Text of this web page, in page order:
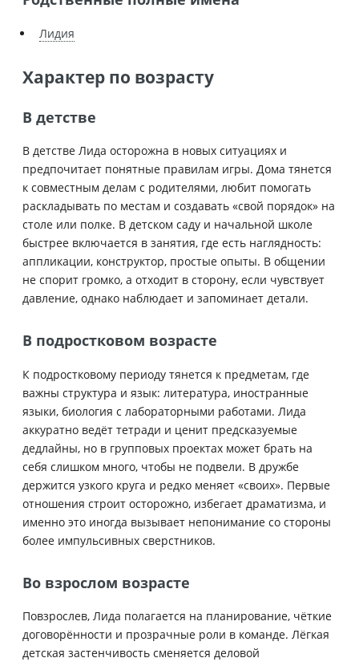
Лидия
Характер по возрасту
В детстве
В детстве Лида осторожна в новых ситуациях и
предпочитает понятные правилам игры. Дома тянется
к совместным делам с родителями, любит помогать
раскладывать по местам и создавать «свой порядок» на
столе или полке. В детском саду и начальной школе
быстрее включается в занятия, где есть наглядность:
аппликации, конструктор, простые опыты. В общении
не спорит громко, а отходит в сторону, если чувствует
давление, однако наблюдает и запоминает детали.
В подростковом возрасте
К подростковому периоду тянется к предметам, где
важны структура и язык: литература, иностранные
языки, биология с лабораторными работами. Лида
аккуратно ведёт тетради и ценит предсказуемые
дедлайны, но в групповых проектах может брать на
себя слишком много, чтобы не подвели. В дружбе
держится узкого круга и редко меняет «своих». Первые
отношения строит осторожно, избегает драматизма, и
именно это иногда вызывает непонимание со стороны
более импульсивных сверстников.
Во взрослом возрасте
Повзрослев, Лида полагается на планирование, чёткие
договорённости и прозрачные роли в команде. Лёгкая
детская застенчивость сменяется деловой